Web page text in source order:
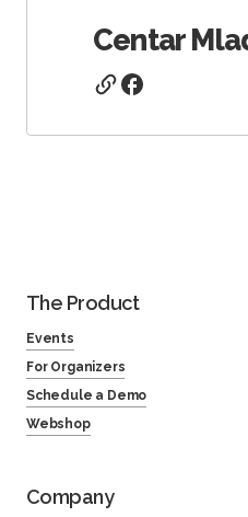
Centar
The Product
Events
For Organizers
Schedule a Demo
Webshop
Company